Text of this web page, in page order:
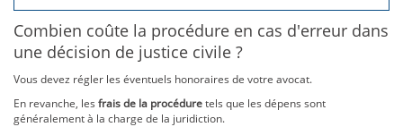
Combien coûte la procédure en cas d'erreur dans
une décision de justice civile ?
Vous devez régler les éventuels honoraires de votre avocat.
En revanche, les frais de la procéduretels que les dépens sont
généralement à la charge de la juridiction.